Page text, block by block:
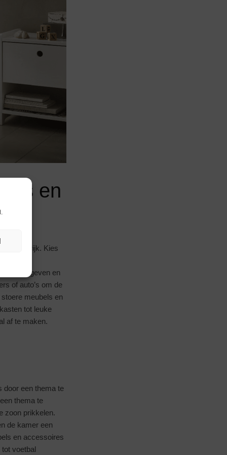
en
belangrijk. Kies
stoel.
touch geven en
of auto’s om de
meubels en
tot leuke
af te maken.
door een thema te
thema te
zoon prikkelen.
de kamer een
en accessoires
voetbal